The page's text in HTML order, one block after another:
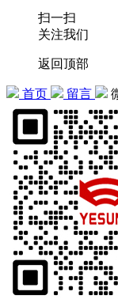
扫一扫
关注我们
返回顶部
首页 留言